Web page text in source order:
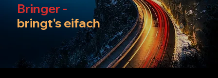
Bringer -
bringt's eifach